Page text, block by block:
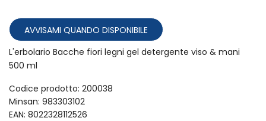
AVVISAMI QUANDO DISPONIBILE
L'erbolario Bacche fiori legni gel detergente viso & mani
500 ml
Codice prodotto: 200038
Minsan: 983303102
EAN: 8022328112526